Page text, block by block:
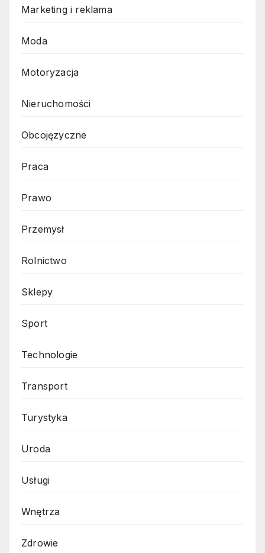
Marketing i reklama
Moda
Motoryzacja
Nieruchomości
Obcojęzyczne
Praca
Prawo
Przemysł
Rolnictwo
Sklepy
Sport
Technologie
Transport
Turystyka
Uroda
Usługi
Wnętrza
Zdrowie